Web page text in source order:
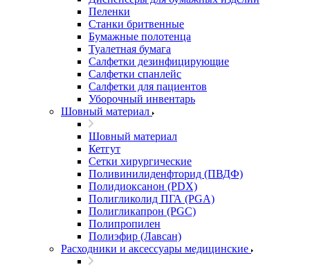
Пеленки
Станки бритвенные
Бумажные полотенца
Туалетная бумага
Салфетки дезинфицирующие
Салфетки спанлейс
Салфетки для пациентов
Уборочный инвентарь
Шовный материал
Шовный материал
Кетгут
Сетки хирургические
Поливинилиденфторид (ПВДФ)
Полидиоксанон (PDX)
Полигликолид ПГА (PGA)
Полигликапрон (PGC)
Полипропилен
Полиэфир (Лавсан)
Расходники и аксессуары медицинские